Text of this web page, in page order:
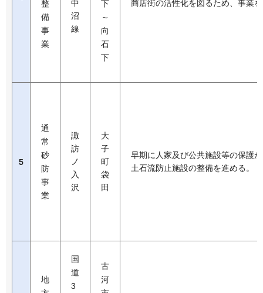
整
備
事
業
中
沼
線
下
～
向
石
下
商店街の活性化を図るため、事業
5
通
常
砂
防
事
業
諏
訪
ノ
入
沢
大
子
町
袋
田
早期に人家及び公共施設等の保護
土石流防止施設の整備を進める。
地
国
道
3
古
河